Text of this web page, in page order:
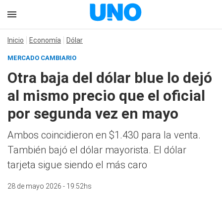
Inicio Economía Dólar
MERCADO CAMBIARIO
Otra baja del dólar blue lo dejó
al mismo precio que el oficial
por segunda vez en mayo
Ambos coincidieron en $1.430 para la venta.
También bajó el dólar mayorista. El dólar
tarjeta sigue siendo el más caro
28 de mayo 2026 - 19:52hs